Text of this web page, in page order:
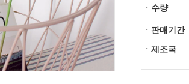
ㆍ수량
ㆍ판매기간
ㆍ제조국